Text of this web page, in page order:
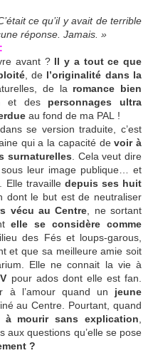
ce qu’il y avait de terrible
réponse. Jamais. »
avant ? Il y a tout ce que
, de l’originalité dans la
de la romance bien
et des personnages ultra
au fond de ma PAL !
dans se version traduite, c’est
qui a la capacité devoir à
surnaturelles . Cela veut dire
sous leur image publique… et
Elle travaille depuis ses huit
dont le but est de neutraliser
vécu au Centre , ne sortant
elle se considère comme
des Fés et loups-garous,
et que sa meilleure amie soit
Elle ne connait la vie à
pour ados dont elle est fan.
à l’amour quand un jeune
au Centre. Pourtant, quand
à mourir sans explication
aux questions qu’elle se pose
?